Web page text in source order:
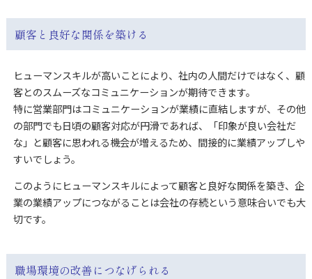
顧客と良好な関係を築ける
ヒューマンスキルが高いことにより、社内の人間だけではなく、顧
客とのスムーズなコミュニケーションが期待できます。
特に営業部門はコミュニケーションが業績に直結しますが、その他
の部門でも日頃の顧客対応が円滑であれば、「印象が良い会社だ
な」と顧客に思われる機会が増えるため、間接的に業績アップしや
すいでしょう。
このようにヒューマンスキルによって顧客と良好な関係を築き、企
業の業績アップにつながることは会社の存続という意味合いでも大
切です。
職場環境の改善につなげられる